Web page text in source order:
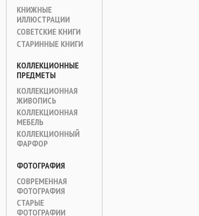
КНИЖНЫЕ
ИЛЛЮСТРАЦИИ
СОВЕТСКИЕ КНИГИ
СТАРИННЫЕ КНИГИ
КОЛЛЕКЦИОННЫЕ
ПРЕДМЕТЫ
КОЛЛЕКЦИОННАЯ
ЖИВОПИСЬ
КОЛЛЕКЦИОННАЯ
МЕБЕЛЬ
КОЛЛЕКЦИОННЫЙ
ФАРФОР
ФОТОГРАФИЯ
СОВРЕМЕННАЯ
ФОТОГРАФИЯ
СТАРЫЕ
ФОТОГРАФИИ